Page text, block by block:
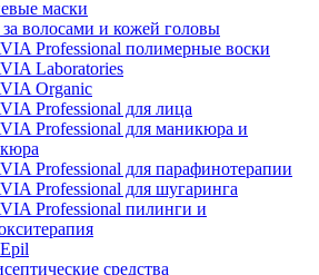
маски
за волосами и кожей головы
Professional полимерные воски
Laboratories
Organic
Professional для лица
Professional для маникюра и
Professional для парафинотерапии
Professional для шугаринга
Professional пилинги и
средства